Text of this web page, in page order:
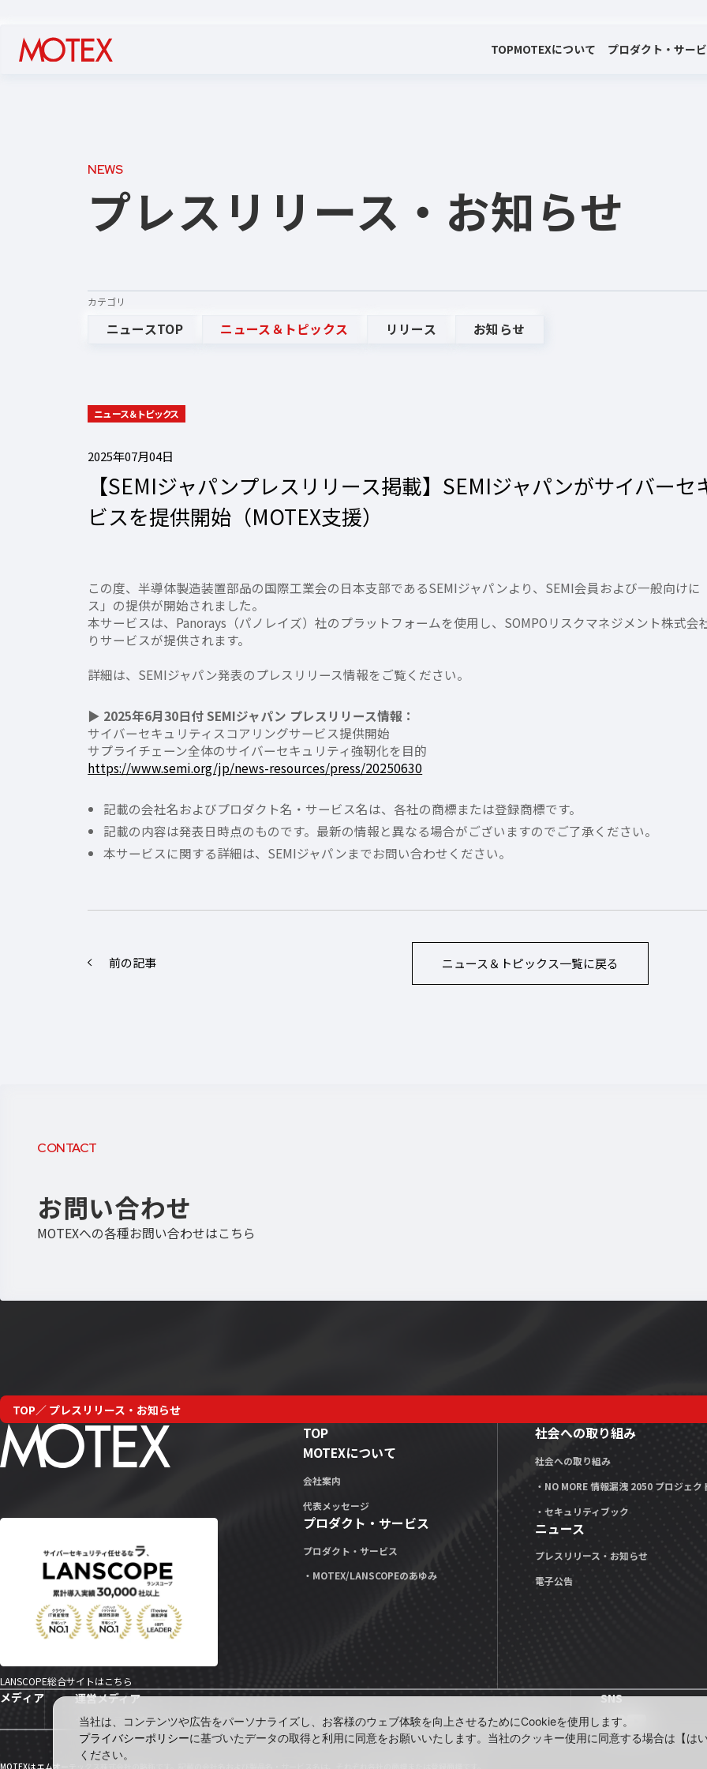
TOPMOTEXについて プロダクト・サー
NEWS
プレスリリース ・お知らせ
カテゴリ
ニュースTOP ニュース＆トピックス リリース お知らせ
ニュース＆トピックス
2025年07月04日
【SEMIジャパンプレスリリース掲載】SEMIジャパンがサイバー
ビスを提供開始（MOTEX支援）
この度、半導体製造装置部品の国際工業会の日本支部であるSEMIジャパンより、SEMI会員および一般向け
ス」の提供が開始されました。
本サービスは、Panorays（パノレイズ）社のプラットフォームを使用し、SOMPOリスクマネジメント株式
りサービスが提供されます。
詳細は、SEMIジャパン発表のプレスリリース情報をご覧ください。
▶ 2025年6月30日付 SEMIジャパン プレスリリース情報：
サイバーセキュリティスコアリングサービス提供開始
サプライチェーン全体のサイバーセキュリティ強靭化を目的
https://www.semi.org/jp/news-resources/press/20250630
記載の会社名およびプロダクト名・サービス名は、各社の商標または登録商標です。
記載の内容は発表日時点のものです。最新の情報と異なる場合がございますのでご了承ください。
本サービスに関する詳細は、SEMIジャパンまでお問い合わせください。
前の記事 ニュース＆トピックス一覧に戻る
CONTACT
お問い合わせ
MOTEXへの各種お問い合わせはこちら
TOP プレスリリース・お知らせ
LANSCOPE総合サイトはこちら
TOP
MOTEXについて
会社案内
代表メッセージ
プロダクト・サービス
プロダクト・サービス
・MOTEX/LANSCOPEのあゆみ
社会への取り組み
社会への取り組み
・NO MORE 情報漏洩 2050 プロジェク
・セキュリティブック
ニュース
プレスリリース・お知らせ
電子公告
メディア 運営メディア
セキュリティ情報サイト「wiz LANCOPE」 会社ブログ「MOTEX公式note」 技術ブログ「MOTEX TECH BLOG」
SNS
MOTEXは エムオーテックス株式会社の略称です。記載の会社名および製品名・サービス名は、それぞれ各社の商標または登録商標です。
当社は、コンテンツや広告をパーソナライズし、お客様のウェブ体験を向上させるためにCookieを使用します。
プライバシーポリシーに基づいたデータの取得と利用に同意をお願いいたします。当社のクッキー使用に同意する場合は【は
ください。